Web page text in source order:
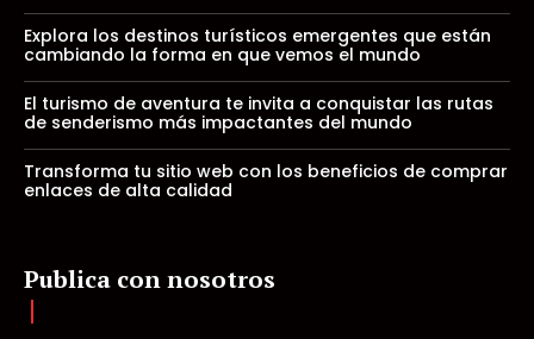
Explora los destinos turísticos emergentes que están
cambiando la forma en que vemos el mundo
El turismo de aventura te invita a conquistar las rutas
de senderismo más impactantes del mundo
Transforma tu sitio web con los beneficios de comprar
enlaces de alta calidad
Publica con nosotros